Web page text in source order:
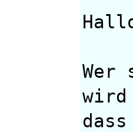
Wer
wird
dass